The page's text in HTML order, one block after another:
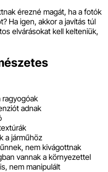
érezné magát, ha a fotók
Ha igen, akkor a javítás túl
elvárásokat kell kelteniük,
ragyogóak
adnak
a járműhöz
nem kivágottnak
vannak a környezettel
nem manipulált